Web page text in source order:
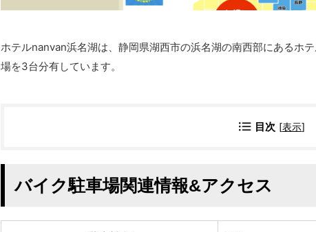
ホテルnanvan浜名湖は、静岡県湖西市の浜名湖の南西部にあるホ
場を3台分有しています。
目次 [表示]
バイク駐車場関連情報&アクセス